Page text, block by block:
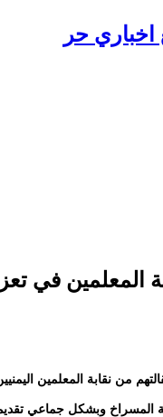
حر
المعلمين في
وبشكل جماعي تقديم